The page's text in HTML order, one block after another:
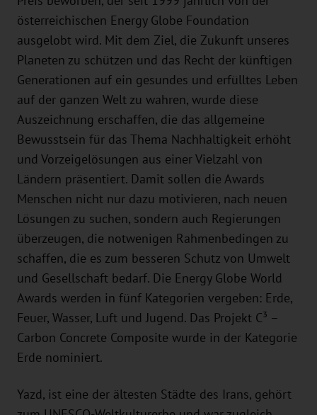
österreichischen Energy Globe Foundation
ausgelobt wird. Mit dem Ziel, die Zukunft unseres
Planeten zu schützen und das Recht der künftigen
Generationen auf ein gesundes und erfülltes Leben
auf der ganzen Welt zu wahren, wurde diese
Auszeichnung erschaffen, die das allgemeine
Bewusstsein für das Thema Nachhaltigkeit erhöht
und Vorzeigelösungen aus einer Vielzahl von
Ländern präsentiert. Damit sollen die Awards
Menschen nicht nur dazu motivieren, nach neuen
Lösungen zu suchen, sondern auch Regierungen
überzeugen, die notwenigen Rahmenbedingen zu
schaffen, die es zum besseren Schutz von Umwelt
und Gesellschaft bedarf. Die Energy Globe World
Awards werden in fünf Kategorien vergeben: Erde,
Feuer, Wasser, Luft und Jugend. Das Projekt C³ –
Carbon Concrete Composite wurde in der Kategorie
Erde nominiert.
Yazd, ist eine der ältesten Städte des Irans, gehört